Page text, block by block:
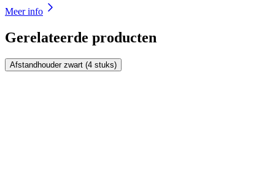
Meer info
Gerelateerde producten
Afstandhouder zwart (4 stuks)